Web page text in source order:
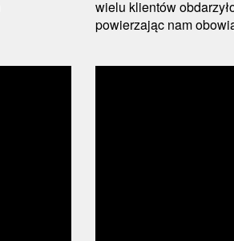
wielu klientów
powierzając nam